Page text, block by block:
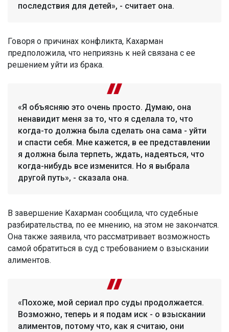
последствия для детей», - считает она.
Говоря о причинах конфликта, Кахарман
предположила, что неприязнь к ней связана с ее
решением уйти из брака.
«Я объясняю это очень просто. Думаю, она
ненавидит меня за то, что я сделала то, что
когда-то должна была сделать она сама - уйти
и спасти себя. Мне кажется, в ее представлении
я должна была терпеть, ждать, надеяться, что
когда-нибудь все изменится. Но я выбрала
другой путь», - сказала она.
В завершение Кахарман сообщила, что судебные
разбирательства, по ее мнению, на этом не закончатся.
Она также заявила, что рассматривает возможность
самой обратиться в суд с требованием о взыскании
алиментов.
«Похоже, мой сериал про суды продолжается.
Возможно, теперь и я подам иск - о взыскании
алиментов, потому что, как я считаю, они